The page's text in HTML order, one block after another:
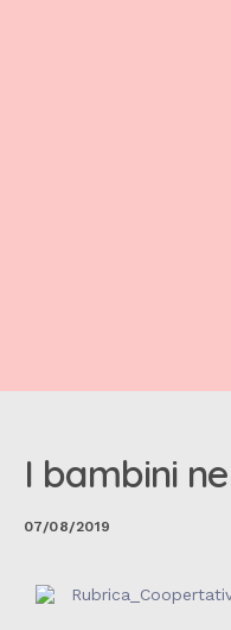
I bambini
07/08/2019